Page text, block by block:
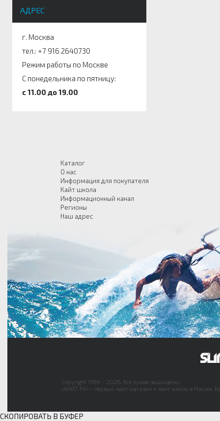
АДРЕС
г. Москва
тел.: +7 916 2640730
Режим работы по Москве
С понедельника по пятницу:
c 11.00 до 19.00
Каталог
О нас
Информация для покупателя
Кайт школа
Информационный канал
Регионы
Наш адрес
Copyright 1999 - 2026. Все права защищены.
«КАЙТ РУ» - первый кайт магазин и кайт школа в России.
СКОПИРОВАТЬ В БУФЕР